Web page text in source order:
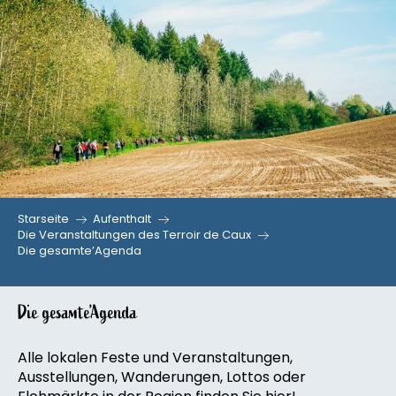
Aller
au
contenu
principal
Starseite
Aufenthalt
Die Veranstaltungen des Terroir de Caux
Die gesamte’Agenda
Die gesamte’Agenda
Alle lokalen Feste und Veranstaltungen,
Ausstellungen, Wanderungen, Lottos oder